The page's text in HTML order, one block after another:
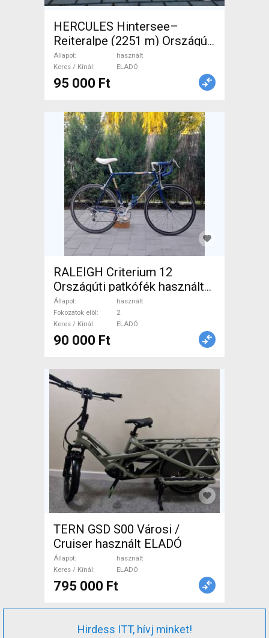
HERCULES Hintersee–
Reiteralpe (2251 m) Országúti
használt ELADÓ
Állapot
használt
Keres / Kínál
ELADÓ
95 000 Ft
RALEIGH Criterium 12
Országúti patkófék használt
ELADÓ
Állapot
használt
Fokozatok elöl
2
Keres / Kínál
ELADÓ
90 000 Ft
TERN GSD S00 Városi /
Cruiser használt ELADÓ
Állapot
használt
Keres / Kínál
ELADÓ
795 000 Ft
Hirdess ITT, hívj minket!